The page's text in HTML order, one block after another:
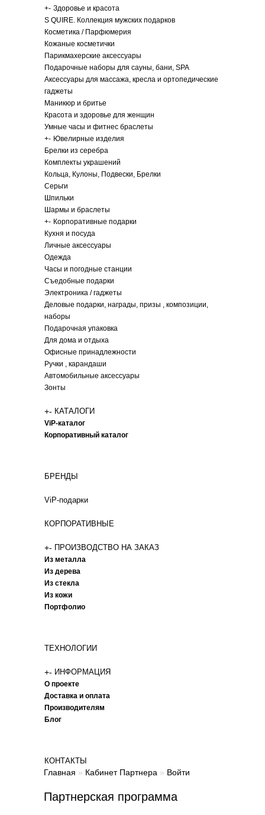
+- Здоровье и красота
S QUIRE. Коллекция мужских подарков
Косметика / Парфюмерия
Кожаные косметички
Парикмахерские аксессуары
Подарочные наборы для сауны, бани, SPA
Аксессуары для массажа, кресла и ортопедические
гаджеты
Маникюр и бритье
Красота и здоровье для женщин
Умные часы и фитнес браслеты
+- Ювелирные изделия
Брелки из серебра
Комплекты украшений
Кольца, Кулоны, Подвески, Брелки
Серьги
Шпильки
Шармы и браслеты
+- Корпоративные подарки
Кухня и посуда
Личные аксессуары
Одежда
Часы и погодные станции
Съедобные подарки
Электроника / гаджеты
Деловые подарки, награды, призы , композиции,
наборы
Подарочная упаковка
Для дома и отдыха
Офисные принадлежности
Ручки , карандаши
Автомобильные аксессуары
Зонты
+- КАТАЛОГИ
ViP-каталог
Корпоративный каталог
БРЕНДЫ
ViP-подарки
КОРПОРАТИВНЫЕ
+- ПРОИЗВОДСТВО НА ЗАКАЗ
Из металла
Из дерева
Из стекла
Из кожи
Портфолио
ТЕХНОЛОГИИ
+- ИНФОРМАЦИЯ
О проекте
Доставка и оплата
Производителям
Блог
КОНТАКТЫ
Главная » Кабинет Партнера » Войти
Партнерская программа